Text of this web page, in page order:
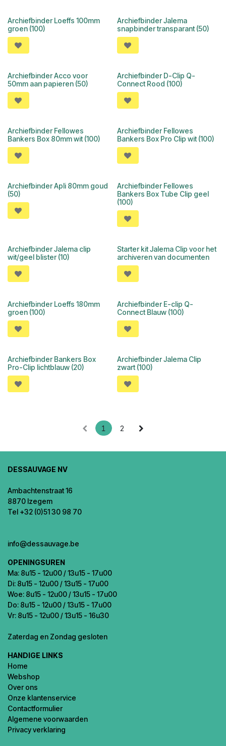
Archiefbinder Loeffs 100mm
groen (100)
Archiefbinder Jalema
snapbinder transparant (50)
Archiefbinder Acco voor
50mm aan papieren (50)
Archiefbinder D-Clip Q-
Connect Rood (100)
Archiefbinder Fellowes
Bankers Box 80mm wit (100)
Archiefbinder Fellowes
Bankers Box Pro Clip wit (100)
Archiefbinder Apli 80mm goud
(50)
Archiefbinder Fellowes
Bankers Box Tube Clip geel
(100)
Archiefbinder Jalema clip
wit/geel blister (10)
Starter kit Jalema Clip voor het
archiveren van documenten
Archiefbinder Loeffs 180mm
groen (100)
Archiefbinder E-clip Q-
Connect Blauw (100)
Archiefbinder Bankers Box
Pro-Clip lichtblauw (20)
Archiefbinder Jalema Clip
zwart (100)
1 2
DESSAUVAGE NV
Ambachtenstraat 16
8870 Izegem
Tel +32 (0)51 30 98 70
info@dessauvage.be
OPENINGSUREN
Ma: 8u15 - 12u00 / 13u15 - 17u00
Di: 8u15 - 12u00 / 13u15 - 17u00
Woe: 8u15 - 12u00 / 13u15 - 17u00
Do: 8u15 - 12u00 / 13u15 - 17u00
Vr: 8u15 - 12u00 / 13u15 - 16u30
Zaterdag en Zondag gesloten
HANDIGE LINKS
Home
Webshop
Over ons
Onze klantenservice
Contactformulier
Algemene voorwaarden
Privacy verklaring